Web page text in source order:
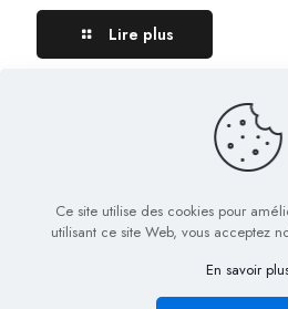
Lire plus
© 2022 Biig.fr - Tous
Plan de Site
Mentions
Ce site utilise des cookies pour
utilisant ce site Web, vous acceptez
En savoir